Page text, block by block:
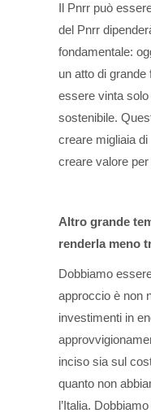
Il Pnrr può
del Pnrr
fondamentale:
un atto di
essere vinta solo
sostenibile.
creare migliaia
creare valore
Altro grande
renderla meno
Dobbiamo
approccio è non
investimenti in
inciso sia sul
quanto non
l’Italia.